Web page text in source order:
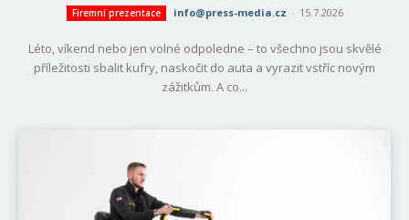
Firemní prezentace info@press-media.cz - 15.7.2026
Léto, víkend nebo jen volné odpoledne – to všechno jsou skvělé
příležitosti sbalit kufry, naskočit do auta a vyrazit vstříc novým
zážitkům. A co...